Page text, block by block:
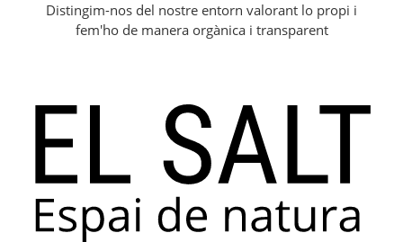
Distingim-nos del nostre entorn valorant lo propi i
fem'ho de manera orgànica i transparent